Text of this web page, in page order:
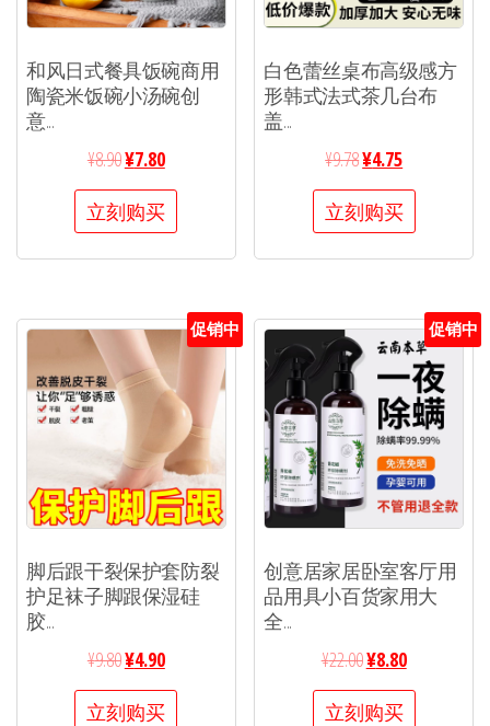
和风日式餐具饭碗商用
陶瓷米饭碗小汤碗创
意...
¥8.90¥7.80
立刻购买
白色蕾丝桌布高级感方
形韩式法式茶几台布
盖...
¥9.78¥4.75
立刻购买
促销中
脚后跟干裂保护套防裂
护足袜子脚跟保湿硅
胶...
¥9.80¥4.90
立刻购买
促销中
创意居家居卧室客厅用
品用具小百货家用大
全...
¥22.00¥8.80
立刻购买